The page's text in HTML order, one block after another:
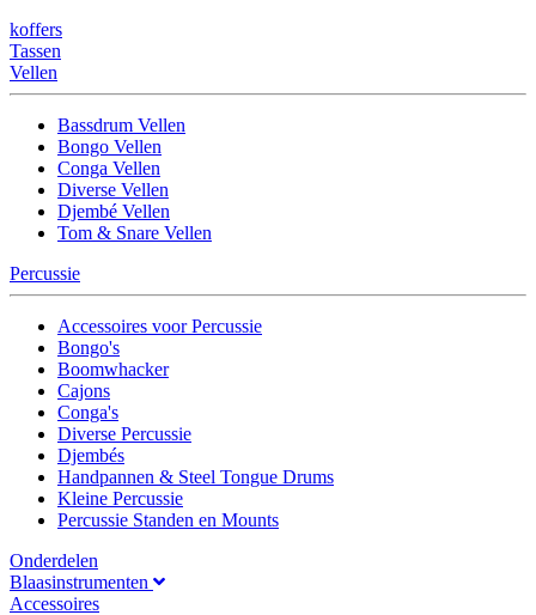
koffers
Tassen
Vellen
Bassdrum Vellen
Bongo Vellen
Conga Vellen
Diverse Vellen
Djembé Vellen
Tom & Snare Vellen
Percussie
Accessoires voor Percussie
Bongo's
Boomwhacker
Cajons
Conga's
Diverse Percussie
Djembés
Handpannen & Steel Tongue Drums
Kleine Percussie
Percussie Standen en Mounts
Onderdelen
Blaasinstrumenten
Accessoires